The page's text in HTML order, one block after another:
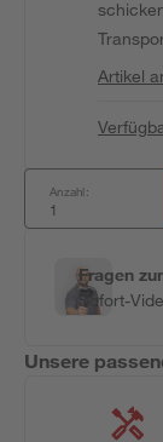
Artikel
Anzahl:
Fragen
Sofort-
Unsere